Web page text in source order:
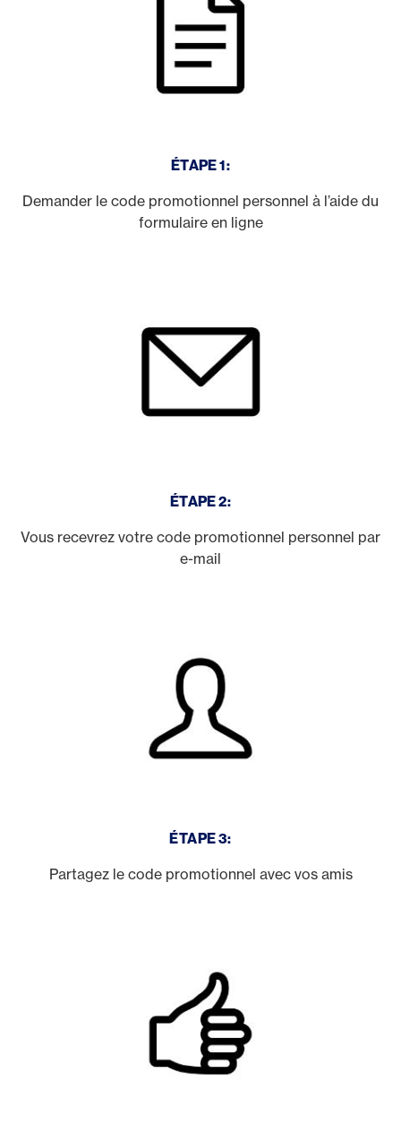
ÉTAPE 1:
Demander le code promotionnel personnel à l’aide du
formulaire en ligne
ÉTAPE 2:
Vous recevrez votre code promotionnel personnel par
e-mail
ÉTAPE 3:
Partagez le code promotionnel avec vos amis